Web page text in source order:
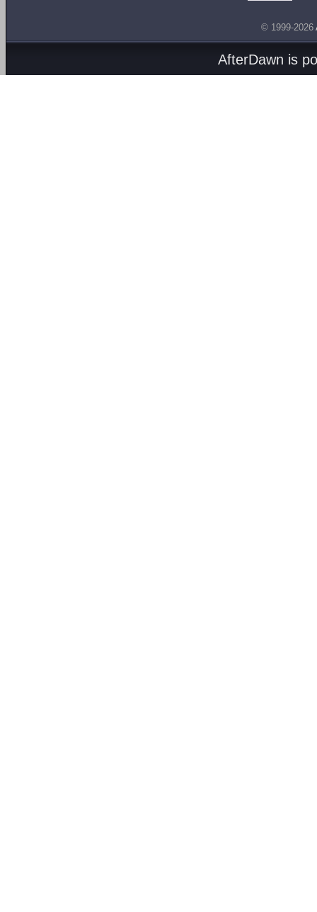
© 1999-2026
AfterDawn is